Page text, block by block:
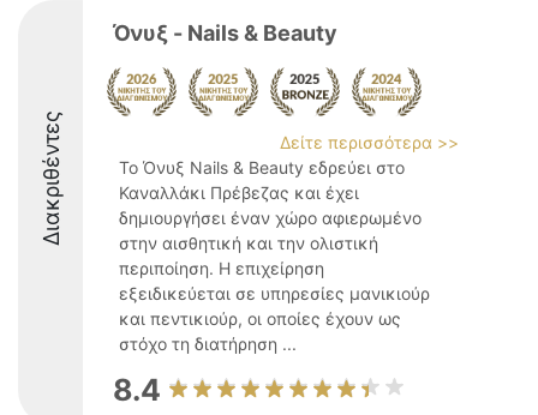
Διακριθέντες
Όνυξ - Nails & Beauty
Δείτε περισσότερα >>
Το Όνυξ Nails & Beauty εδρεύει στο
Καναλλάκι Πρέβεζας και έχει
δημιουργήσει έναν χώρο αφιερωμένο
στην αισθητική και την ολιστική
περιποίηση. Η επιχείρηση
εξειδικεύεται σε υπηρεσίες μανικιούρ
και πεντικιούρ, οι οποίες έχουν ως
στόχο τη διατήρηση ...
8.4